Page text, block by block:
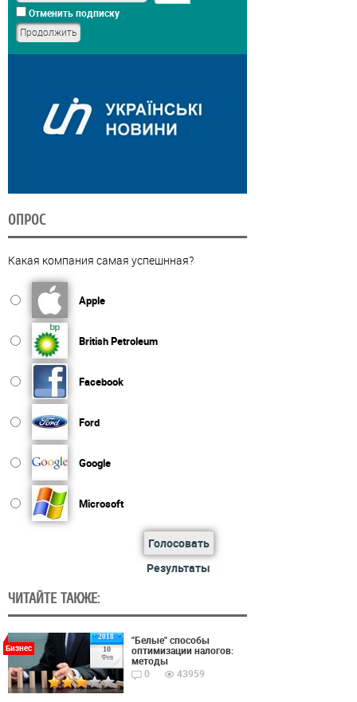
Отменить подписку
ОПРОС
Какая компания самая успешнная?
Apple
British Petroleum
Facebook
Ford
Google
Microsoft
Голосовать
Результаты
ЧИТАЙТЕ ТАКЖЕ:
2018
10
Фев
Бизнес
"Белые" способы
оптимизации налогов:
методы
0
43959